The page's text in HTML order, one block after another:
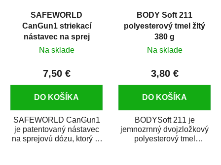
SAFEWORLD
CanGun1 striekací
nástavec na sprej
Na sklade
7,50 €
DO KOŠÍKA
SAFEWORLD CanGun1
je patentovaný nástavec
na sprejovú dózu, ktorý ju
BODY Soft 211
polyesterový tmel žltý
380 g
Na sklade
3,80 €
DO KOŠÍKA
BODYSoft 211 je
jemnozrnný dvojzložkový
polyesterový tmel